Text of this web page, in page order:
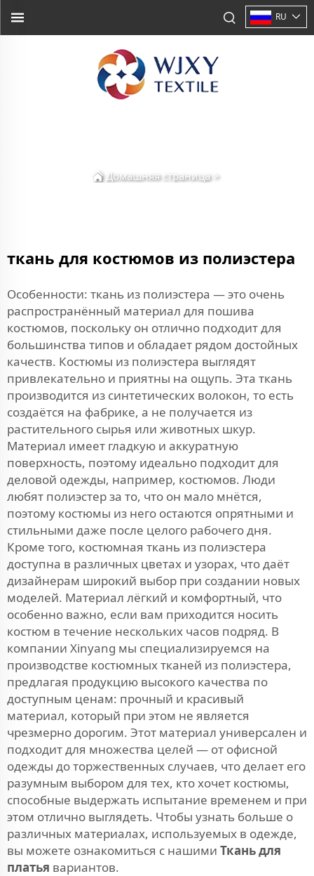
RU
Домашняя страница>
ткань для костюмов из полиэстера
Особенности: ткань из полиэстера — это очень
распространённый материал для пошива
костюмов, поскольку он отлично подходит для
большинства типов и обладает рядом достойных
качеств. Костюмы из полиэстера выглядят
привлекательно и приятны на ощупь. Эта ткань
производится из синтетических волокон, то есть
создаётся на фабрике, а не получается из
растительного сырья или животных шкур.
Материал имеет гладкую и аккуратную
поверхность, поэтому идеально подходит для
деловой одежды, например, костюмов. Люди
любят полиэстер за то, что он мало мнётся,
поэтому костюмы из него остаются опрятными и
стильными даже после целого рабочего дня.
Кроме того, костюмная ткань из полиэстера
доступна в различных цветах и узорах, что даёт
дизайнерам широкий выбор при создании новых
моделей. Материал лёгкий и комфортный, что
особенно важно, если вам приходится носить
костюм в течение нескольких часов подряд. В
компании Xinyang мы специализируемся на
производстве костюмных тканей из полиэстера,
предлагая продукцию высокого качества по
доступным ценам: прочный и красивый
материал, который при этом не является
чрезмерно дорогим. Этот материал универсален и
подходит для множества целей — от офисной
одежды до торжественных случаев, что делает его
разумным выбором для тех, кто хочет костюмы,
способные выдержать испытание временем и при
этом отлично выглядеть. Чтобы узнать больше о
различных материалах, используемых в одежде,
вы можете ознакомиться с нашими Ткань для
платья вариантов.